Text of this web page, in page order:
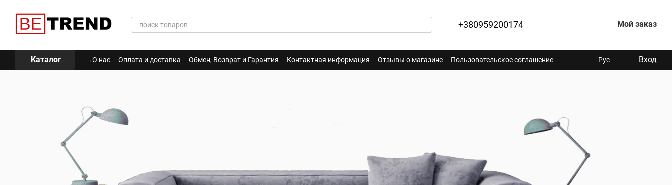
+380959200174 Мой заказ
Каталог →О нас Оплата и доставка Обмен, Возврат и Гарантия Контактная информация Отзывы о магазине
Пользовательское соглашение
Политика Конфиденциальности
Рус Вход